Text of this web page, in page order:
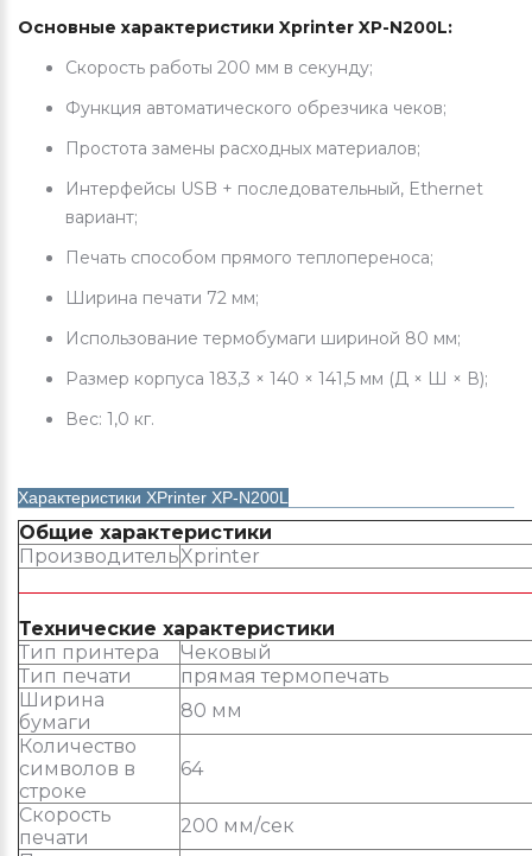
Основные характеристики Xprinter XP-N200L:
Скорость работы 200 мм в секунду;
Функция автоматического обрезчика чеков;
Простота замены расходных материалов;
Интерфейсы USB + последовательный, Ethernet
вариант;
Печать способом прямого теплопереноса;
Ширина печати 72 мм;
Использование термобумаги шириной 80 мм;
Размер корпуса 183,3 × 140 × 141,5 мм (Д × Ш × В);
Вес: 1,0 кг.
Характеристики XPrinter XP-N200L
Общие характеристики
ПроизводительXprinter
Технические характеристики
Тип принтера
Чековый
Тип печати
прямая термопечать
Ширина
бумаги
80 мм
Количество
символов в
строке
64
Скорость
печати
200 мм/сек